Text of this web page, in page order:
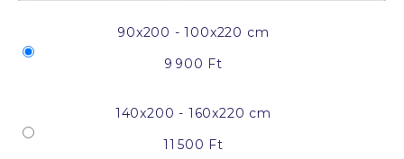
90x200 - 100x220 cm
9 900 Ft
140x200 - 160x220 cm
11 500 Ft